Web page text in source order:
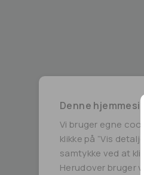
Denne
Vi bruger egne
klikke på ”Vis
samtykke ved at
Herudover bruger